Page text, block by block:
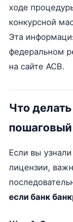
ходе
конкурсной
Эта
федеральном
на сайте АСВ.
Что
пошаговый
Если вы
лицензии,
если банк